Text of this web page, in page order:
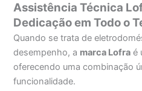
Assistência Técnica
Dedicação em Todo o
Quando se trata de
desempenho, a marca Lofra é
oferecendo uma combinação
funcionalidade.